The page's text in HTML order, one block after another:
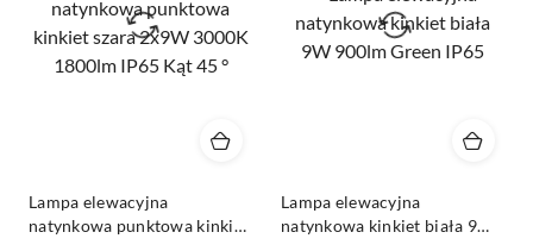
Lampa elewacyjna
natynkowa punktowa kinkiet
Lampa elewacyjna
natynkowa kinkiet biała 9W